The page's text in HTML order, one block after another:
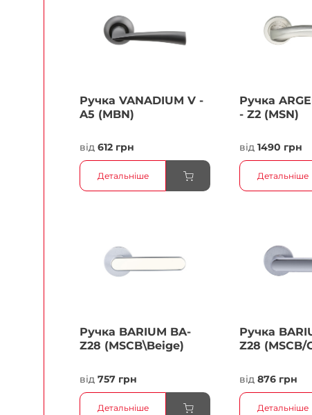
Ручка VANADIUM V -
A5 (MBN)
від 612 грн
Детальніше
Ручка
- Z2 (MSN)
від1490 грн
Детальніше
Ручка BARIUM BA-
Z28 (MSCB\Beige)
від 757 грн
Детальніше
Ручка
Z28 (MSCB/
від876 грн
Детальніше